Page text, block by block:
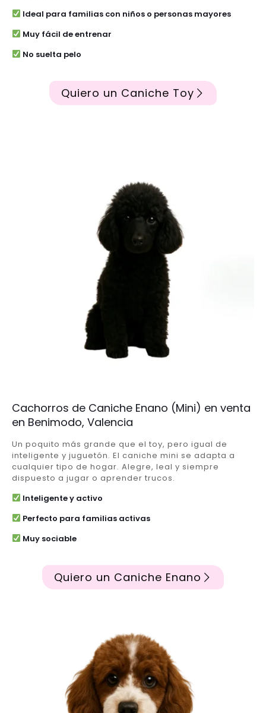
Ideal para familias con niños o personas mayores
Muy fácil de entrenar
No suelta pelo
Quiero un Caniche Toy
Cachorros de Caniche Enano (Mini) en venta
en Benimodo, Valencia
Un poquito más grande que el toy, pero igual de
inteligente y juguetón. El caniche mini se adapta a
cualquier tipo de hogar. Alegre, leal y siempre
dispuesto a jugar o aprender trucos.
Inteligente y activo
Perfecto para familias activas
Muy sociable
Quiero un Caniche Enano